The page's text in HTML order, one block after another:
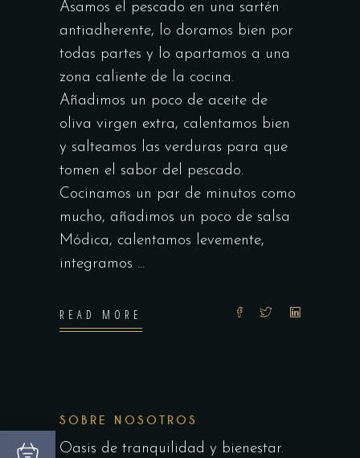
Asamos el pescado en una sartén
antiadherente, lo doramos bien por
todas partes y lo apartamos a una
zona caliente de la cocina.
Añadimos un poco de aceite de
oliva virgen extra, calentamos bien
y salteamos las verduras para que
tomen el sabor del pescado.
Cocinamos un par de minutos como
mucho, añadimos un poco de salsa
Módica, calentamos levemente,
integramos
READ MORE
SOBRE NOSOTROS
Oasis de tranquilidad y bienestar.